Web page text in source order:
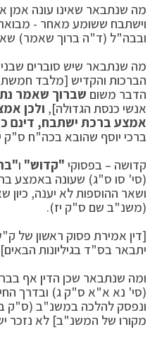
מה שנתבאר שאינו עונה אמן
וישתבח ששומע מאחר -
ובבה"ל (ד"ה ברוך שאמר)
מה שנתבאר שיש סוברים
הברכות והקדיש [מלבד
הדבר משום שברוך שאמר
אנשי כנסת הגדולה], ולכן
אמצע ברכת ישתבח, דינם
ברכי יוסף שהובא בכה"ח ס"ק
קדושה – בפסוקי "קדוש" ו
(סי' סו ס"ג) שעונה באמצע
ושאר ההוספות לא יענה, כיון
(משנ"ב שם ס"ק יז).
[דין אמירת פסוק ראשון של
יתבאר בס"ד בגיליונות
ומה שנתבאר שכן הדין אף
(סי' נא א"א ס"ק ג) ובדרך
ונפסק להלכה במשנ"ב (ס"ק
מקורו של המשנ"ב] לא נזכר